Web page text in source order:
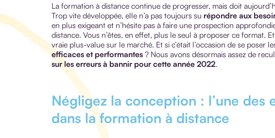
La formation à distance continue de progresser, mais doit
Trop vite développée, elle n’a pas toujours su répondre aux
en plus exigeant et n’hésite pas à faire une prospection
distance. Vous n’êtes, en effet, plus le seul à proposer ce format.
vraie plus-value sur le marché. Et si c’était l’occasion de se poser
efficaces et performantes ? Nous avons désormais assez de
sur les erreurs à bannir pour cette année 2022.
Négligez la conception : l’une des
dans la formation à distance